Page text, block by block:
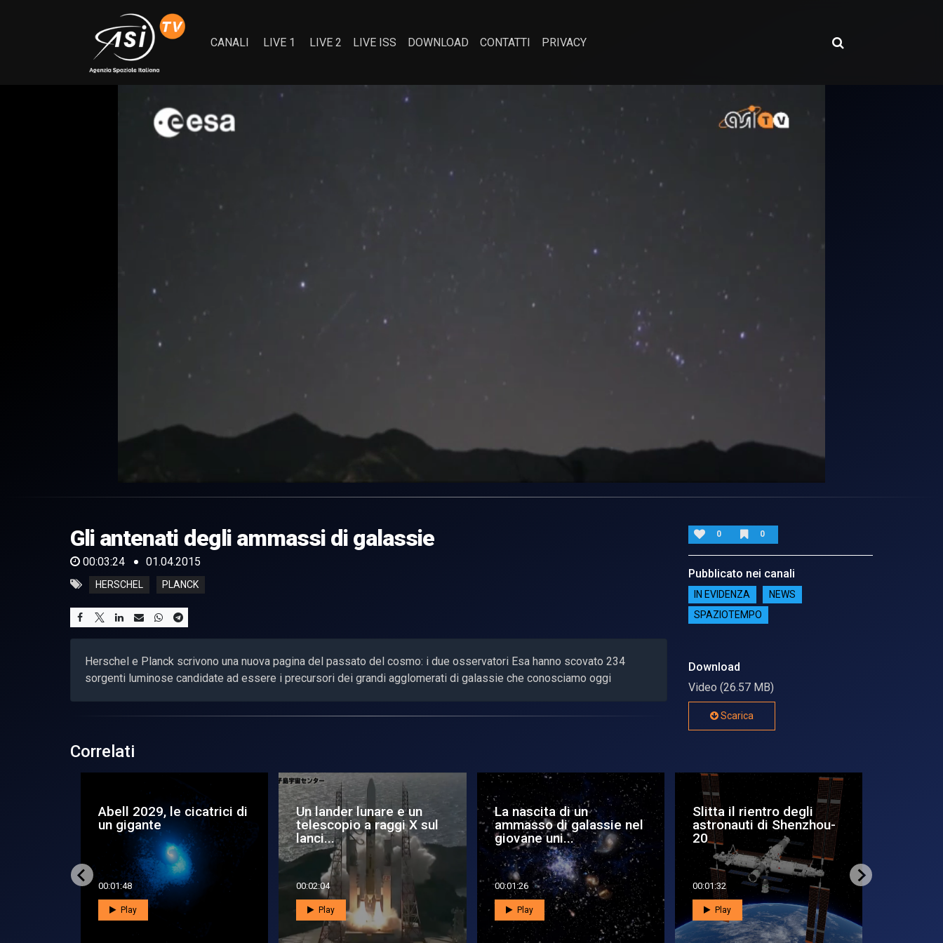
CANALI LIVE 1 LIVE 2 LIVE ISS DOWNLOAD CONTATTI PRIVACY
of
24
secondsVolume
0%
Gli antenati degli ammassi di galassie
00:03:24 01.04.2015
HERSCHEL PLANCK
Herschel e Planck scrivono una nuova pagina del passato del cosmo: i due osservatori Esa hanno scovato 234
sorgenti luminose candidate ad essere i precursori dei grandi agglomerati di galassie che conosciamo oggi
0 0
Pubblicato nei canali
IN EVIDENZA
NEWS
SPAZIOTEMPO
Download
Video (26.57 MB)
Scarica
Correlati
I buchi neri
supermassicci si
preparano il pasto
00:01:45
Play
Deep Space: Anche
l’Universo ha il suo lato
oscuro
00:09:53
Play
Istruzioni per
Webb
00:01:12
Play
I tesori di
Chandra
00:01:32
Play